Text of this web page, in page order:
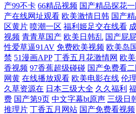
美日 久草福利在线观看 夜干夜夜 韩国三级片
二三区 日韩乱轮视频 白丝内操 欧美色就是
有码在线 国产一区二区寻花 婷婷综合久久狠
品国产专区不卡 男女爱爱午夜剧场 欧洲色情
交在线观看 中文字幕最新有码在线 九九九中
产99不卡 66精品视频 国产精品探花
产在线网址观看 欧美激情日韩 国产
区黄片 喷潮一区 福利姬足交在线看
视频 青青草国产 欧美日韩乱 国产屁
性爱草逼91AV 免费欧美视频 欧美岛
禁 51漫画APP 丁香五月花激情网 欧
香视频 97香蕉超级碰碰 国产免费看
网黄 在线播放观看 欧美电影在线 伦
久草资源在 日本三级大全 久久福利
费 国产第9页 中文字幕bt原声 三级日
推理片 丁香五月网站 国产免费看视频